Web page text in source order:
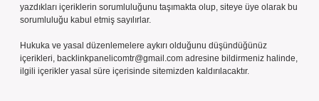
yazdıkları içeriklerin sorumluluğunu taşımakta olup, siteye üye olarak bu
sorumluluğu kabul etmiş sayılırlar.
Hukuka ve yasal düzenlemelere aykırı olduğunu düşündüğünüz
içerikleri, backlinkpanelicomtr@gmail.com adresine bildirmeniz halinde,
ilgili içerikler yasal süre içerisinde sitemizden kaldırılacaktır.